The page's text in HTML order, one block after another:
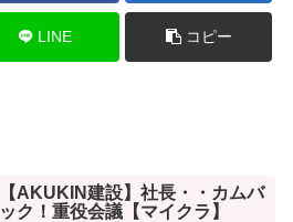
LINE コピー
【AKUKIN建設】社長・・カムバ
ック！重役会議【マイクラ】